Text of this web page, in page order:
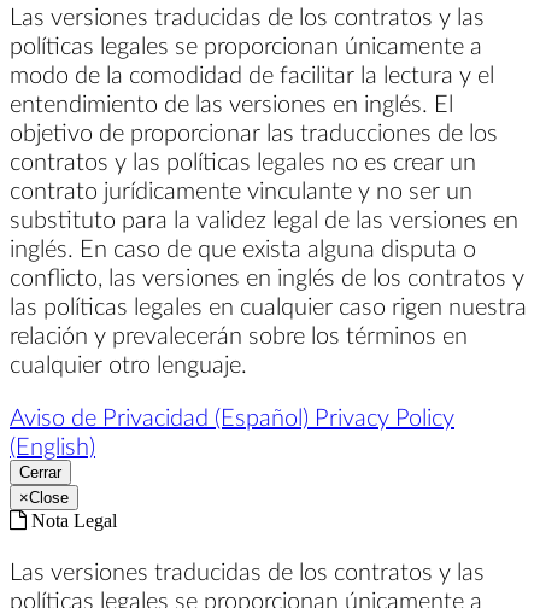
Las versiones traducidas de los contratos y las
políticas legales se proporcionan únicamente a
modo de la comodidad de facilitar la lectura y el
entendimiento de las versiones en inglés. El
objetivo de proporcionar las traducciones de los
contratos y las políticas legales no es crear un
contrato jurídicamente vinculante y no ser un
substituto para la validez legal de las versiones en
inglés. En caso de que exista alguna disputa o
conflicto, las versiones en inglés de los contratos y
las políticas legales en cualquier caso rigen nuestra
relación y prevalecerán sobre los términos en
cualquier otro lenguaje.
Aviso de Privacidad (Español) Privacy Policy
(English)
Cerrar
×Close
Nota Legal
Las versiones traducidas de los contratos y las
políticas legales se proporcionan únicamente a